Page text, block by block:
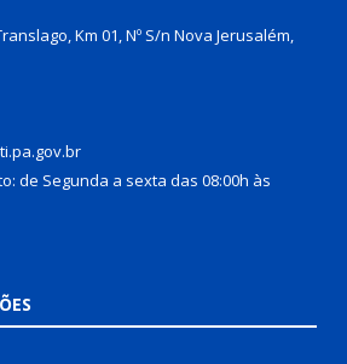
Km 01, Nº S/n Nova Jerusalém,
de Segunda a sexta das 08:00h às